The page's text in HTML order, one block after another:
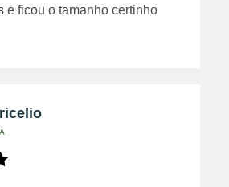
e ficou o tamanho certinho